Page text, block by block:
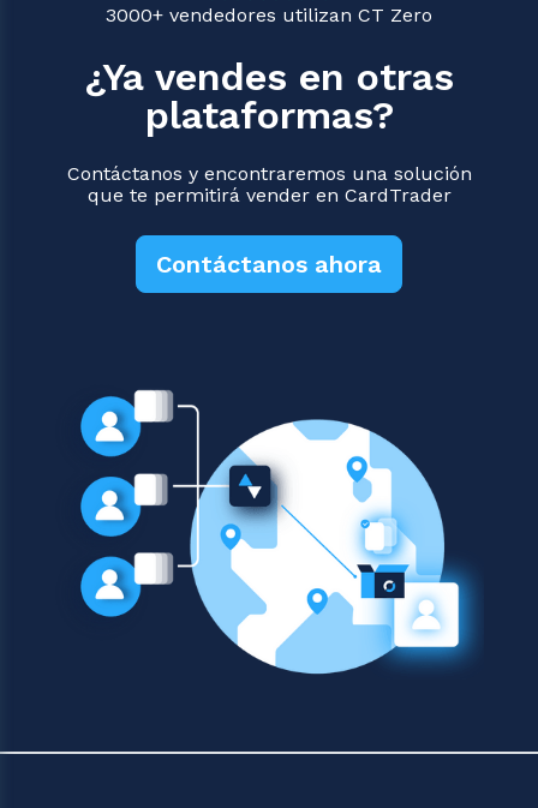
3000+ vendedores utilizan CT Zero
¿Ya vendes en otras
plataformas?
Contáctanos y encontraremos una solución
que te permitirá vender en CardTrader
Contáctanos ahora